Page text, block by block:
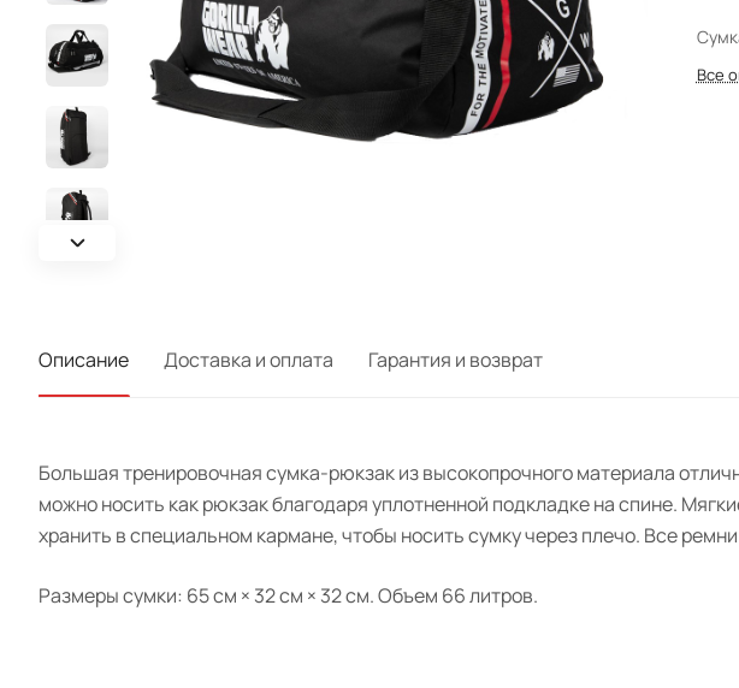
Все
Описание Доставка и оплата Гарантия и возврат
Большая тренировочная сумка-рюкзак из высокопрочного материала
можно носить как рюкзак благодаря уплотненной подкладке на спине.
хранить в специальном кармане, чтобы носить сумку через плечо. Все
Размеры сумки: 65 см × 32 см × 32 см. Объем 66 литров.